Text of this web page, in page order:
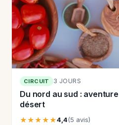
CIRCUIT 3 JOURS
Du nord au sud :
désert
★★★★★4,4(5 avis)